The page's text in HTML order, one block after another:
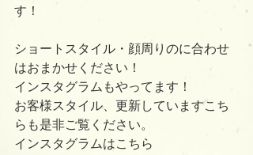
す！
ショートスタイル・顔周りのに合わせ
はおまかせください！
インスタグラムもやってます！
お客様スタイル、更新していますこち
らも是非ご覧ください。
インスタグラムはこちら